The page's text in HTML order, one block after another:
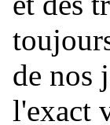
de nos
l'exact